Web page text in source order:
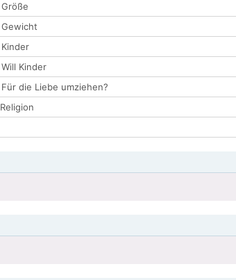
Größe
Gewicht
Kinder
Will Kinder
Für die Liebe umziehen?
Religion